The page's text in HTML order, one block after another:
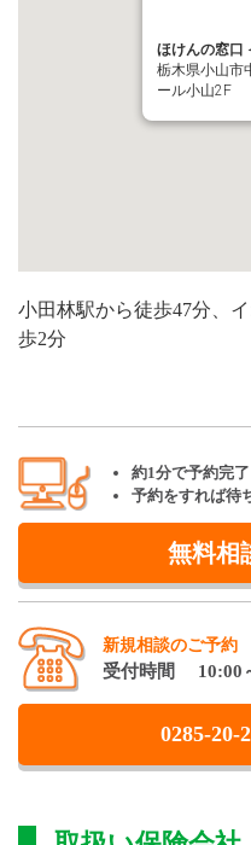
ほけんの窓口
栃木県小山市
ール小山2F
小田林駅から徒歩47分、
歩2分
約1分で予約完了
予約をすれば待
無料相
新規相談のご予約
受付時間 10:00
0285-20-